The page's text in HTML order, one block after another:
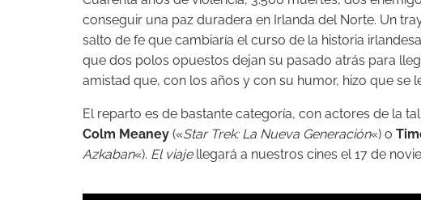
conseguir una paz duradera en Irlanda del Norte. Un
salto de fe que cambiaría el curso de la historia
que dos polos opuestos dejan su pasado atrás para
amistad que, con los años y con su humor, hizo que se
El reparto es de bastante categoría, con actores de la
Colm Meaney («Star Trek: La Nueva Generación«) o
Azkaban«). El viajellegará a nuestros cines el 17 de